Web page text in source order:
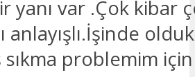
yanı var .Çok kibar
anlayışlı.İşinde
problemim